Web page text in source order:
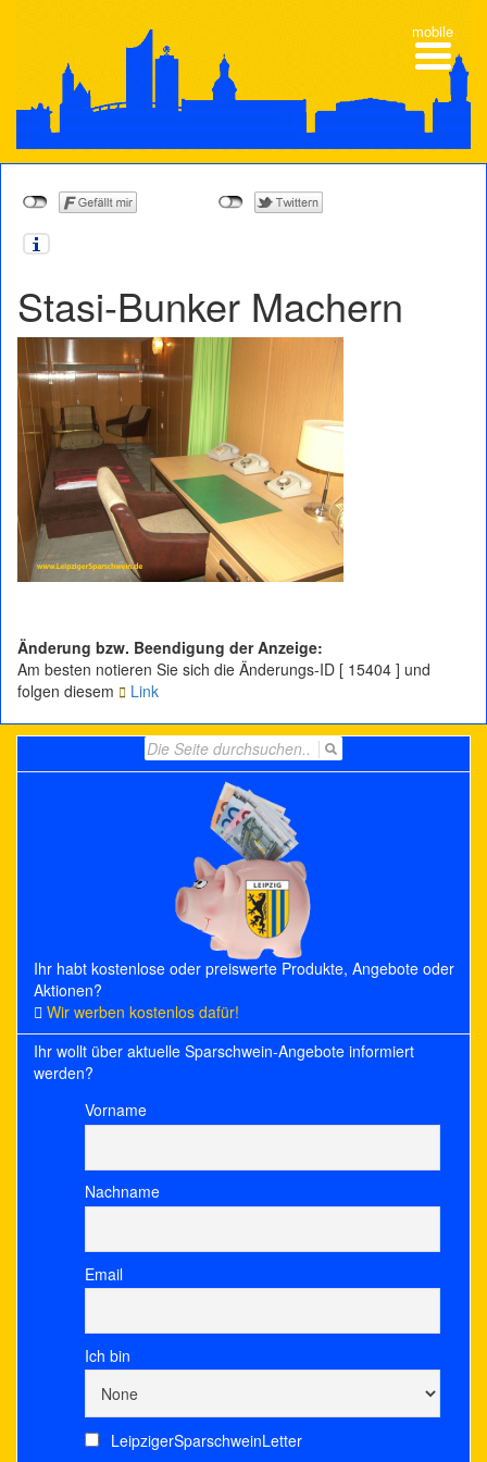
Stasi-Bunker Machern
Änderung bzw. Beendigung der Anzeige:
Am besten notieren Sie sich die Änderungs-ID [ 15404 ] und
folgen diesem
Link
for:
Ihr habt kostenlose oder preiswerte Produkte, Angebote oder
Aktionen?
Wir werben kostenlos dafür!
Ihr wollt über aktuelle Sparschwein-Angebote informiert
werden?
Vorname
Nachname
Email
Ich bin
LeipzigerSparschweinLetter
mobile